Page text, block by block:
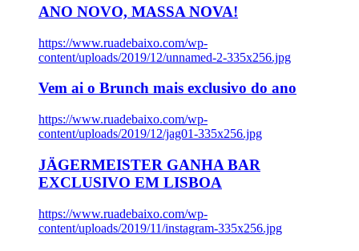
ANO NOVO, MASSA NOVA!
https://www.ruadebaixo.com/wp-
content/uploads/2019/12/unnamed-2-335x256.jpg
Vem ai o Brunch mais exclusivo do ano
https://www.ruadebaixo.com/wp-
content/uploads/2019/12/jag01-335x256.jpg
JÄGERMEISTER GANHA BAR
EXCLUSIVO EM LISBOA
https://www.ruadebaixo.com/wp-
content/uploads/2019/11/instagram-335x256.jpg